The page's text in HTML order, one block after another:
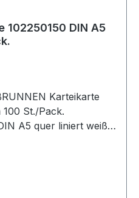
102250150 DIN A5
Karteikarte
A5 quer liniert weiß